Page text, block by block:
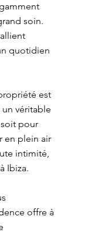
soin.
quotidien
est
un véritable
pour
en plein air
intimité,
Ibiza.
offre à